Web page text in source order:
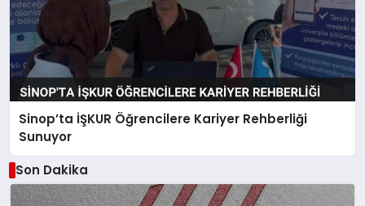
Sinop’ta İŞKUR Öğrencilere Kariyer Rehberliği
Sunuyor
Son Dakika